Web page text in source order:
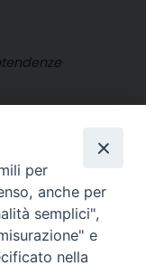
per
anche per
semplici",
e
nella